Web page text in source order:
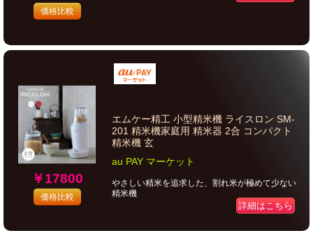
価格比較
￥17800
価格比較
エムケー精工 小型精米機 ライスロン SM-
201 精米機家庭用 精米器 2合 コンパクト
精米機 玄
au PAY マーケット
やさしい精米を追求した、割れ米が極めて少ない
精米機
詳細はこちら